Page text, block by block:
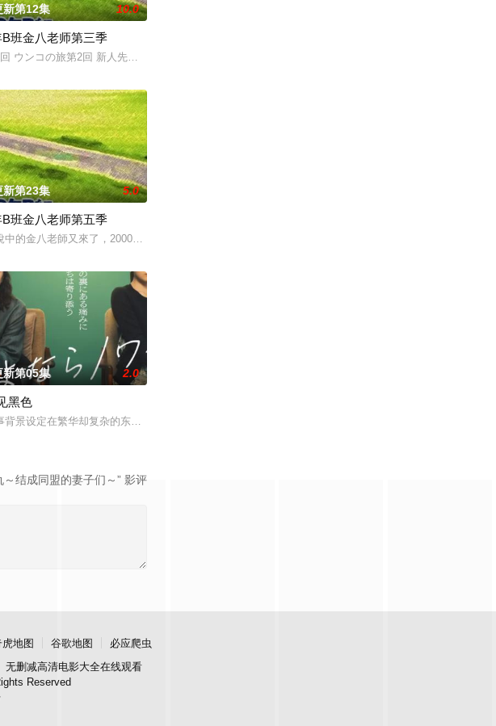
1979年以来 历时三十年制作的一套校园教育电视
新第12集 10.0
B班金八老师第三季
ウンコの旅第2回 新人先生は一年生第3回 穴があったら入りたい第4回 金八の掃除戦
人物佐伯千晴（杢代和人 饰）因共同的电影爱好而结缘
新第23集 5.0
B班金八老师第五季
中的金八老師又來了，2000年「3年B班金八老師」最新第五系列隆重登場！21年前在日本
高中生三井宏太在好友内新次郎的邀请下加入了钓鱼部。虽
新第05集 2.0
黑色
背景设定在繁华却复杂的东京池袋地区。西池袋警署新设立了“犯罪受害者支援室”，在这里，警
～结成同盟的妻子们～” 影评
虎地图 谷歌地图
必应爬虫
无删减高清电影大全在线观看
Reserved